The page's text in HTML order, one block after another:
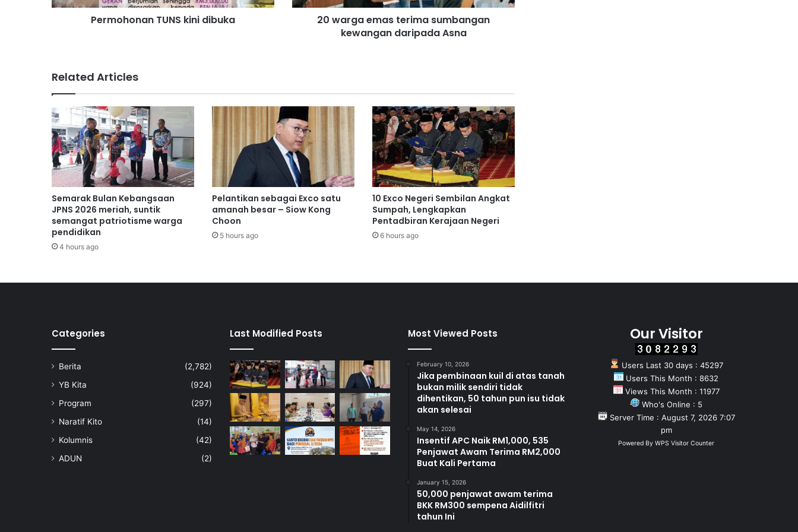
a
k
i
n
i
d
i
b
u
k
a
Permohonan TUNS kini dibuka
m
m
a
s
u
m
b
a
n
g
a
n
d
i
p
a
d
a
A
s
n
20 warga emas terima sumbangan
kewangan daripada Asna
Related Articles
Semarak Bulan Kebangsaan
JPNS 2026 meriah, suntik
semangat patriotisme warga
pendidikan
4 hours ago
Pelantikan sebagai Exco satu
amanah besar – Siow Kong
Choon
5 hours ago
10 Exco Negeri Sembilan Angkat
Sumpah, Lengkapkan
Pentadbiran Kerajaan Negeri
6 hours ago
Categories
Berita
(2,782)
YB Kita
(924)
Program
(297)
Naratif Kito
(14)
Kolumnis
(42)
ADUN
(2)
Last Modified Posts Most Viewed Posts
February 10, 2026
Jika pembinaan kuil di atas tanah
bukan milik sendiri tidak
dihentikan, 50 tahun pun isu tidak
akan selesai
May 14, 2026
Insentif APC Naik RM1,000, 535
Penjawat Awam Terima RM2,000
Buat Kali Pertama
January 15, 2026
50,000 penjawat awam terima
BKK RM300 sempena Aidilfitri
tahun Ini
Our Visitor
Users Last 30 days : 45297
Users This Month : 8632
Views This Month : 11977
Who's Online : 5
Server Time : August 7, 2026 7:07
pm
Powered By WPS Visitor Counter